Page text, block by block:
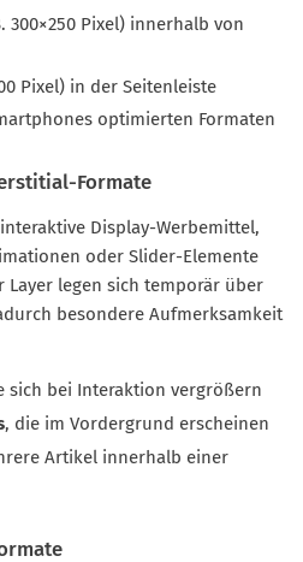
300×250 Pixel) innerhalb von
Pixel) in der Seitenleiste
optimierten Formaten
Formate
Display-Werbemittel,
oder Slider-Elemente
legen sich temporär über
besondere Aufmerksamkeit
sich bei Interaktion vergrößern
, die im Vordergrund erscheinen
Artikel innerhalb einer